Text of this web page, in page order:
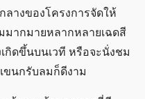
างของโครงการจัดให้
มากมายหลากหลายเฉดสี
กิดขึ้นบนเวที หรือจะนั่งชม
ขนกรับลมก็ดีงาม